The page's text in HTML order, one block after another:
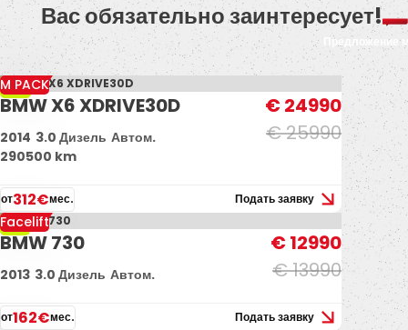
Вас обязательно заинтересует!
Предложение
-4%
M PACK
BMW X6 XDRIVE30D
€ 25990
€ 24990
2014 3.0 Дизель Автом.
290500 km
от312€мес. Подать заявку
-7%
Facelift
BMW 730
€ 13990
€ 12990
2013 3.0 Дизель Автом.
от162€мес. Подать заявку